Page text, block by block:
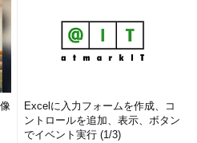
認する
CLIで確認するには、「
以下のように実行する。
role-only
Excelに入力フォームを作成、コ
ントロールを追加、表示、ボタン
でイベント実行 (1/3)